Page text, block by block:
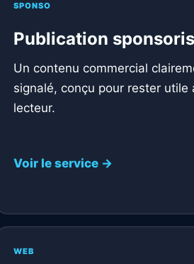
SPONSO
Publication
Un contenu commercial
signalé, conçu pour rester utile
lecteur.
Voir le service →
WEB